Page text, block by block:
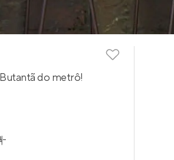
do metrô!
-